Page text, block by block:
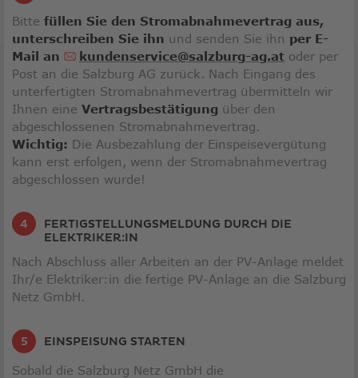
Bitte füllen Sie den Stromabnahmevertrag aus,
unterschreiben Sie ihn und senden Sie ihn per E-
Mail an
kundenservice@salzburg-ag.atoder per
Post an die Salzburg AG zurück. Nach Eingang des
unterfertigten Stromabnahmevertrag übermitteln wir
Ihnen eine Vertragsbestätigung über den
abgeschlossenen Stromabnahmevertrag.
Wichtig: Die Ausbezahlung der Einspeisevergütung
kann erst erfolgen, wenn der Stromabnahmevertrag
abgeschlossen wurde!
FERTIGSTELLUNGSMELDUNG DURCH DIE
ELEKTRIKER:IN
Nach Abschluss aller Arbeiten an der PV-Anlage meldet
Ihr/e Elektriker:in die fertige PV-Anlage an die Salzburg
Netz GmbH.
EINSPEISUNG STARTEN
Sobald die Salzburg Netz GmbH die